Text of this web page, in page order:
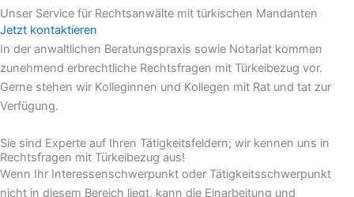
Unser Service für Rechtsanwälte mit türkischen Mandanten
Jetzt kontaktieren
In der anwaltlichen Beratungspraxis sowie Notariat kommen
zunehmend erbrechtliche Rechtsfragen mit Türkeibezug vor.
Gerne stehen wir Kolleginnen und Kollegen mit Rat und tat zur
Verfügung.
Sie sind Experte auf Ihren Tätigkeitsfeldern; wir kennen uns in
Rechtsfragen mit Türkeibezug aus!
Wenn Ihr Interessenschwerpunkt oder Tätigkeitsschwerpunkt
nicht in diesem Bereich liegt, kann die Einarbeitung und